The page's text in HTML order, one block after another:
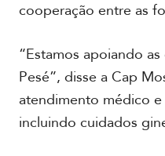
cooperação entre as
“Estamos apoiando
Pesé”, disse a Cap
atendimento médico
incluindo cuidados